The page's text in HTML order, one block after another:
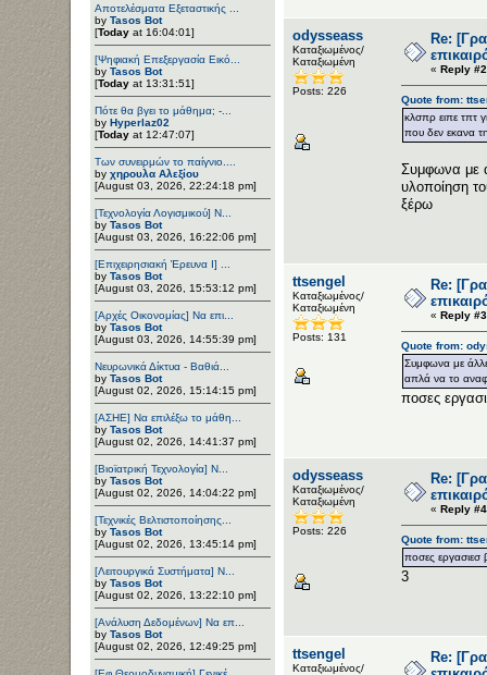
Αποτελέσματα Εξεταστικής ...
by Tasos Bot
[Today at 16:04:01]
[Ψηφιακή Επεξεργασία Εικό...
by Tasos Bot
[Today at 13:31:51]
Πότε θα βγει το μάθημα; -...
by Hyperlaz02
[Today at 12:47:07]
Των συνειρμών το παίγνιο....
by χηρουλα Αλεξίου
[August 03, 2026, 22:24:18 pm]
[Τεχνολογία Λογισμικού] Ν...
by Tasos Bot
[August 03, 2026, 16:22:06 pm]
[Επιχειρησιακή Έρευνα Ι] ...
by Tasos Bot
[August 03, 2026, 15:53:12 pm]
[Αρχές Οικονομίας] Να επι...
by Tasos Bot
[August 03, 2026, 14:55:39 pm]
Νευρωνικά Δίκτυα - Βαθιά...
by Tasos Bot
[August 02, 2026, 15:14:15 pm]
[ΑΣΗΕ] Να επιλέξω το μάθη...
by Tasos Bot
[August 02, 2026, 14:41:37 pm]
[Βιοϊατρική Τεχνολογία] Ν...
by Tasos Bot
[August 02, 2026, 14:04:22 pm]
[Τεχνικές Βελτιστοποίησης...
by Tasos Bot
[August 02, 2026, 13:45:14 pm]
[Λειτουργικά Συστήματα] Ν...
by Tasos Bot
[August 02, 2026, 13:22:10 pm]
[Ανάλυση Δεδομένων] Να επ...
by Tasos Bot
[August 02, 2026, 12:49:25 pm]
odysseass
Καταξιωμένος/
Καταξιωμένη
Posts: 226
Re:
« Reply
Quote from:
κλσπρ ειπε τπτ
που δεν εκανα
Συμφωνα με
υλοποίηση
ξέρω
ttsengel
Καταξιωμένος/
Καταξιωμένη
Posts: 131
Re:
« Reply
Quote from:
Συμφωνα με
απλά να το
ποσες
odysseass
Καταξιωμένος/
Καταξιωμένη
Posts: 226
Re:
« Reply
Quote from:
ποσες εργασιεσ
3
ttsengel
Καταξιωμένος/
Re: